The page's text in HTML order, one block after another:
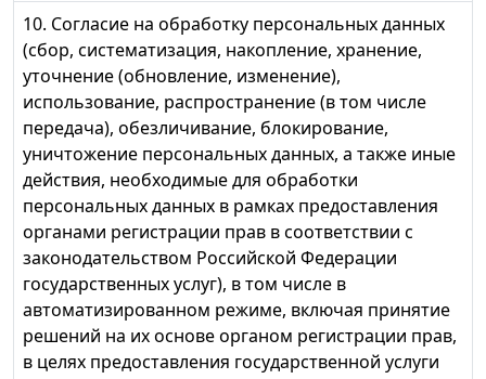
10. Согласие на обработку персональных данных
(сбор, систематизация, накопление, хранение,
уточнение (обновление, изменение),
использование, распространение (в том числе
передача), обезличивание, блокирование,
уничтожение персональных данных, а также иные
действия, необходимые для обработки
персональных данных в рамках предоставления
органами регистрации прав в соответствии с
законодательством Российской Федерации
государственных услуг), в том числе в
автоматизированном режиме, включая принятие
решений на их основе органом регистрации прав,
в целях предоставления государственной услуги